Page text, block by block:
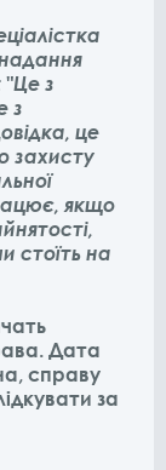
"Це з
з
це
захисту
якщо
стоїть на
Дата
справу
за